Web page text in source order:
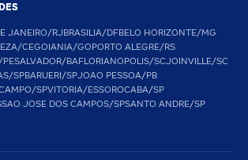
JANEIRO/RJBRASILIA/DFBELO HORIZONTE/MG
CEGOIANIA/GOPORTO ALEGRE/RS
PESALVADOR/BAFLORIANOPOLIS/SCJOINVILLE/SC
SPBARUERI/SPJOAO PESSOA/PB
SPVITORIA/ESSOROCABA/SP
SAO JOSE DOS CAMPOS/SPSANTO ANDRE/SP